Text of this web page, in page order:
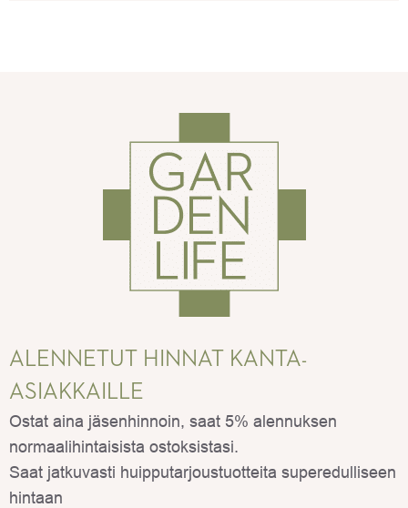
ALENNETUT HINNAT KANTA-
ASIAKKAILLE
Ostat aina jäsenhinnoin, saat 5% alennuksen
normaalihintaisista ostoksistasi.
Saat jatkuvasti huipputarjoustuotteita superedulliseen
hintaan